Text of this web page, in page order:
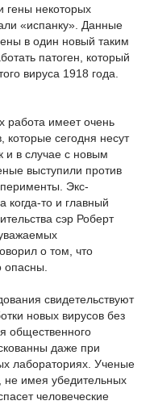
гены некоторых
«испанку». Данные
в один новый таким
патоген, который
вируса 1918 года.
работа имеет очень
которые сегодня несут
и в случае с новым
выступили против
Экс-
когда-то и главный
сэр Роберт
о том, что
опасны.
свидетельствуют
новых вирусов без
общественного
даже при
лабораториях. Ученые
не имея убедительных
человеческие